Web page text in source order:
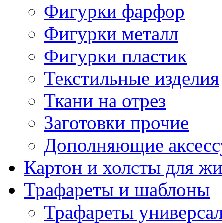
Фигурки фарфор
Фигурки металл
Фигурки пластик
Текстильные изделия
Ткани на отрез
Заготовки прочие
Дополняющие
Картон и холсты для
Трафареты и шаблоны
Трафареты